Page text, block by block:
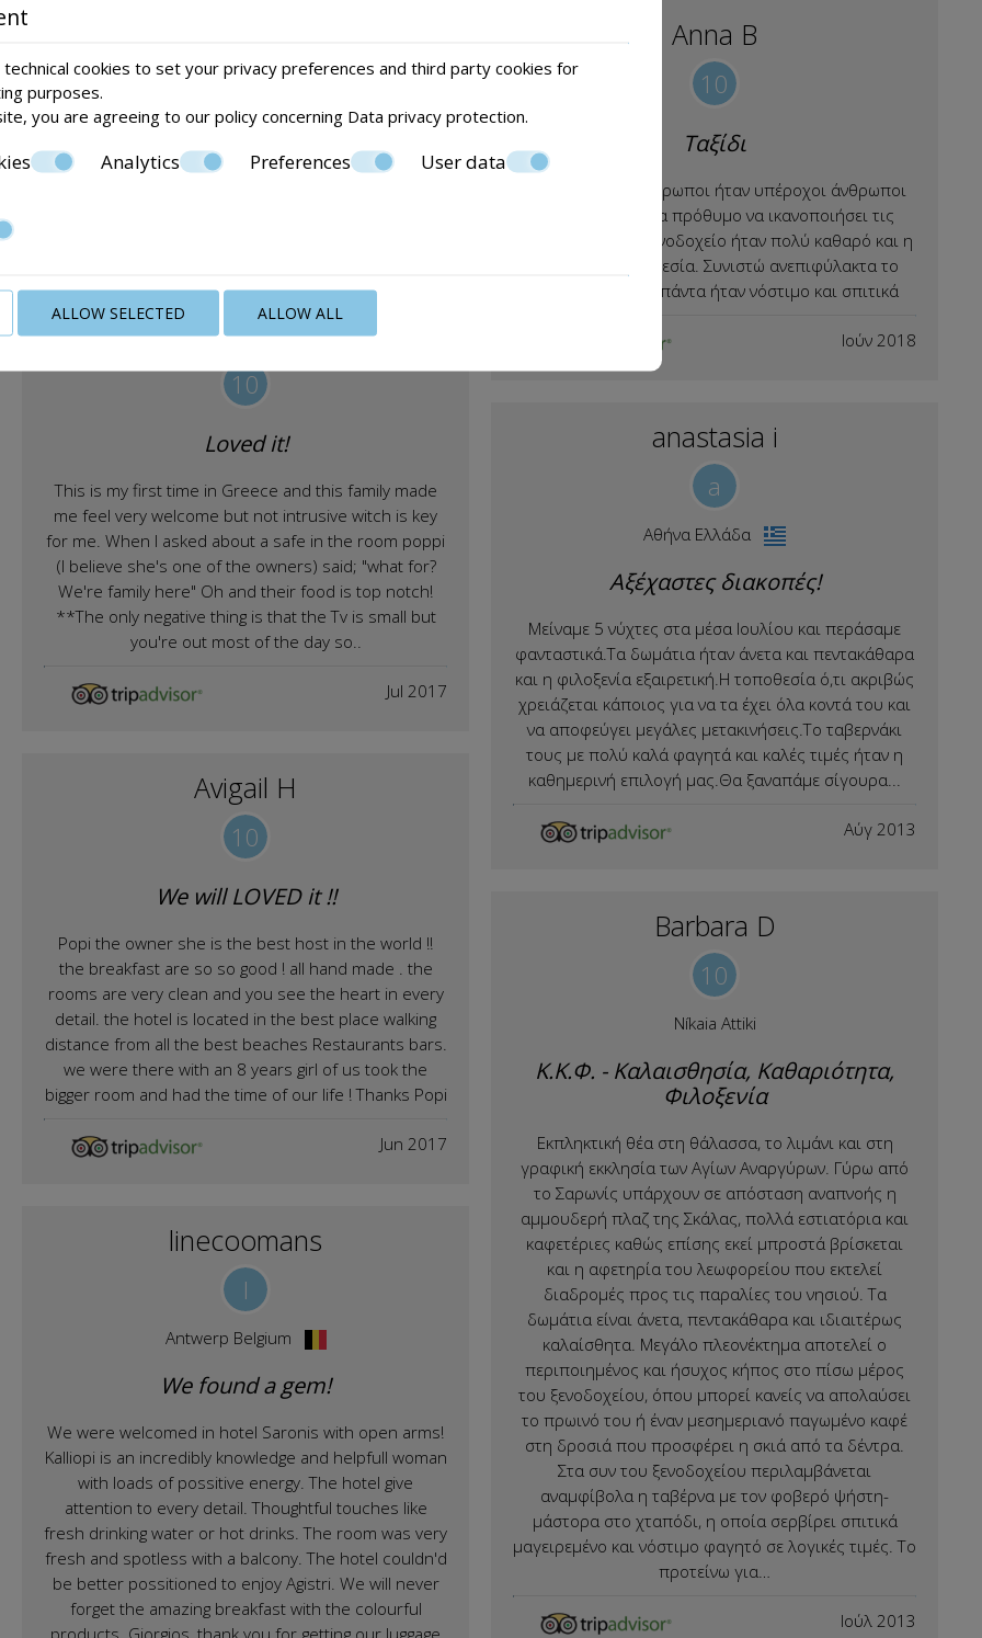
γεύμα συχνά πάρα πολύ για να αναλάβει, αλλά
ποικίλη καθημερινά Η Ταβέρνα Moscos έξω από το
μπροστινό μέρος είναι ένα άλλο συν στο κατώφλι,
Χρήστο, τον Murray, όλα μέρος μιας ευχάριστης
Tombarnachum
10
Loved it!
This is my first time in Greece and this family made
me feel very welcome but not intrusive witch is key
for me. When I asked about a safe in the room poppi
(I believe she's one of the owners) said; "what for?
We're family here" Oh and their food is top notch!
**The only negative thing is that the Tv is small but
you're out most of the day so..
Jul 2017
Avigail H
10
We will LOVED it !!
Popi the owner she is the best host in the world !!
the breakfast are so so good ! all hand made . the
rooms are very clean and you see the heart in every
detail. the hotel is located in the best place walking
distance from all the best beaches Restaurants bars.
we were there with an 8 years girl of us took the
bigger room and had the time of our life ! Thanks Popi
Jun 2017
linecoomans
l
Antwerp Belgium
We found a gem!
We were welcomed in hotel Saronis with open arms!
Kalliopi is an incredibly knowledge and helpfull woman
with loads of possitive energy. The hotel give
attention to every detail. Thoughtful touches like
fresh drinking water or hot drinks. The room was very
fresh and spotless with a balcony. The hotel couldn'd
be better possitioned to enjoy Agistri. We will never
forget the amazing breakfast with the colourful
products. Giorgios, thank you for getting our luggage
Anna B
10
Ταξίδι
Στο Saronis οι άνθρωποι ήταν υπέροχοι άνθρωποι
ευχάριστη, πάντα πρόθυμο να ικανοποιήσει τις
ανάγκες μας. Το ξενοδοχείο ήταν πολύ καθαρό και η
εξαιρετική τοποθεσία. Συνιστώ ανεπιφύλακτα το
πρωινό τους. Τα πάντα ήταν νόστιμο και σπιτικά
Ιούν 2018
anastasia i
a
Αθήνα Ελλάδα
Αξέχαστες διακοπές!
Μείναμε 5 νύχτες στα μέσα Ιουλίου και περάσαμε
φανταστικά.Τα δωμάτια ήταν άνετα και πεντακάθαρα
και η φιλοξενία εξαιρετική.Η τοποθεσία ό,τι ακριβώς
χρειάζεται κάποιος για να τα έχει όλα κοντά του και
να αποφεύγει μεγάλες μετακινήσεις.Το ταβερνάκι
τους με πολύ καλά φαγητά και καλές τιμές ήταν η
καθημερινή επιλογή μας.Θα ξαναπάμε σίγουρα...
Αύγ 2013
Barbara D
10
Níkaia Attiki
Κ.Κ.Φ. - Καλαισθησία, Καθαριότητα,
Φιλοξενία
Εκπληκτική θέα στη θάλασσα, το λιμάνι και στη
γραφική εκκλησία των Αγίων Αναργύρων. Γύρω από
το Σαρωνίς υπάρχουν σε απόσταση αναπνοής η
αμμουδερή πλαζ της Σκάλας, πολλά εστιατόρια και
καφετέριες καθώς επίσης εκεί μπροστά βρίσκεται
και η αφετηρία του λεωφορείου που εκτελεί
διαδρομές προς τις παραλίες του νησιού. Τα
δωμάτια είναι άνετα, πεντακάθαρα και ιδιαιτέρως
καλαίσθητα. Μεγάλο πλεονέκτημα αποτελεί ο
περιποιημένος και ήσυχος κήπος στο πίσω μέρος
του ξενοδοχείου, όπου μπορεί κανείς να απολαύσει
το πρωινό του ή έναν μεσημεριανό παγωμένο καφέ
στη δροσιά που προσφέρει η σκιά από τα δέντρα.
Στα συν του ξενοδοχείου περιλαμβάνεται
αναμφίβολα η ταβέρνα με τον φοβερό ψήστη-
μάστορα στο χταπόδι, η οποία σερβίρει σπιτικά
μαγειρεμένο και νόστιμο φαγητό σε λογικές τιμές. Το
προτείνω για…
Ιούλ 2013
cookies to set your privacy preferences and third party cookies for
purposes.
you are agreeing to our policy concerning Data privacy protection.
Analytics Preferences User data
ALLOW SELECTED ALLOW ALL